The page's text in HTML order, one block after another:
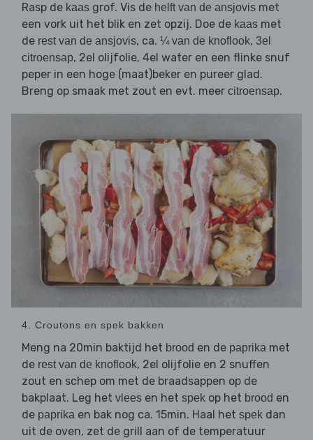
Rasp de kaas grof. Vis de helft van de ansjovis met
een vork uit het blik en zet opzij. Doe de kaas met
de rest van de ansjovis, ca. ¼ van de knoflook, 3el
citroensap, 2el olijfolie, 4el water en een flinke snuf
peper in een hoge (maat)beker en pureer glad.
Breng op smaak met zout en evt. meer citroensap.
4. Croutons en spek bakken
Meng na 20min baktijd het brood en de paprika met
de rest van de knoflook, 2el olijfolie en 2 snuffen
zout en schep om met de braadsappen op de
bakplaat. Leg het vlees en het spek op het brood en
de paprika en bak nog ca. 15min. Haal het spek dan
uit de oven, zet de grill aan of de temperatuur